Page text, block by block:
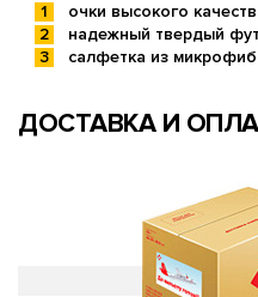
очки высокого
надежный твердый
салфетка из
ДОСТАВКА И